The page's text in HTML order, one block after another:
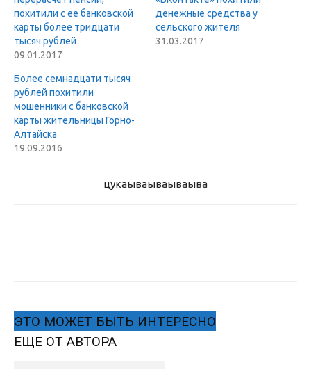
похитили с ее банковской
карты более тридцати
тысяч рублей
09.01.2017
денежные средства у
сельского жителя
31.03.2017
Более семнадцати тысяч
рублей похитили
мошенники с банковской
карты жительницы Горно-
Алтайска
19.09.2016
цукаываываываыва
ЭТО МОЖЕТ БЫТЬ ИНТЕРЕСНО
ЕЩЕ ОТ АВТОРА